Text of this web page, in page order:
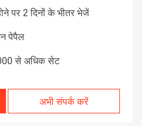
पर 2 दिनों के भीतर भेजें
पेपैल
से अधिक सेट
अभी संपर्क करें